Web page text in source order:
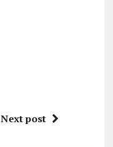
Next post